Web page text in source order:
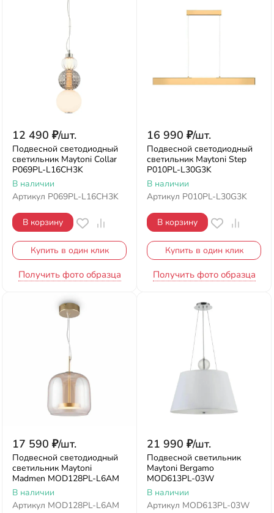
12 490 ₽/шт.
Подвесной светодиодный
светильник Maytoni Collar
P069PL-L16CH3K
В наличии
Артикул P069PL-L16CH3K
В корзину
Купить в один клик
Получить фото образца
16 990 ₽/шт.
Подвесной светодиодный
светильник Maytoni Step
P010PL-L30G3K
В наличии
Артикул P010PL-L30G3K
В корзину
Купить в один клик
Получить фото образца
17 590 ₽/шт.
Подвесной светодиодный
светильник Maytoni
Madmen MOD128PL-L6AM
В наличии
Артикул MOD128PL-L6AM
21 990 ₽/шт.
Подвесной светильник
Maytoni Bergamo
MOD613PL-03W
В наличии
Артикул MOD613PL-03W